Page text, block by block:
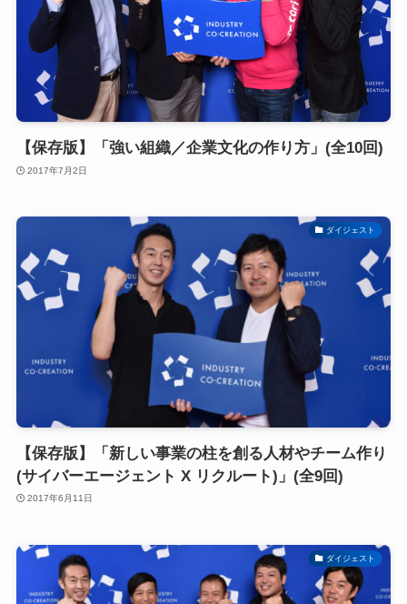
【保存版】「強い組織／企業文化の作り方」(全10回)
2017年7月2日
ダイジェスト
【保存版】「新しい事業の柱を創る人材やチーム作り
(サイバーエージェント X リクルート)」(全9回)
2017年6月11日
ダイジェスト